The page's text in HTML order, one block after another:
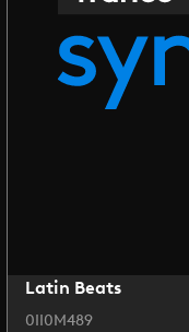
Latin Beats
0II0M489